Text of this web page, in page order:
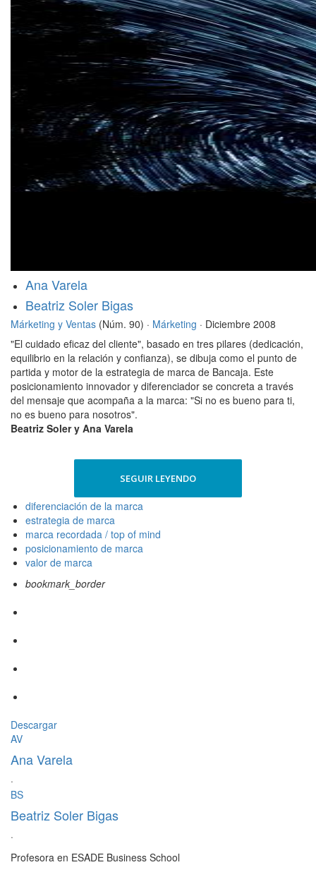
Ana Varela
Beatriz Soler Bigas
Márketing y Ventas (Núm. 90) · Márketing · Diciembre 2008
"El cuidado eficaz del cliente", basado en tres pilares (dedicación,
equilibrio en la relación y confianza), se dibuja como el punto de
partida y motor de la estrategia de marca de Bancaja. Este
posicionamiento innovador y diferenciador se concreta a través
del mensaje que acompaña a la marca: "Si no es bueno para ti,
no es bueno para nosotros".
Beatriz Soler y Ana Varela
SEGUIR LEYENDO
diferenciación de la marca
estrategia de marca
marca recordada / top of mind
posicionamiento de marca
valor de marca
bookmark_border
Descargar
AV
Ana Varela
·
BS
Beatriz Soler Bigas
·
Profesora en ESADE Business School